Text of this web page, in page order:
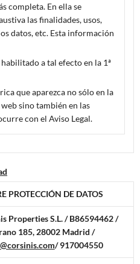
completa. En ella se
las finalidades, usos,
datos, etc. Esta información
a tal efecto en la 1ª
que aparezca no sólo en la
sino también en las
con el Aviso Legal.
PROTECCIÓN DE DATOS
Properties S.L. / B86594462 /
185, 28002 Madrid /
/ 917004550